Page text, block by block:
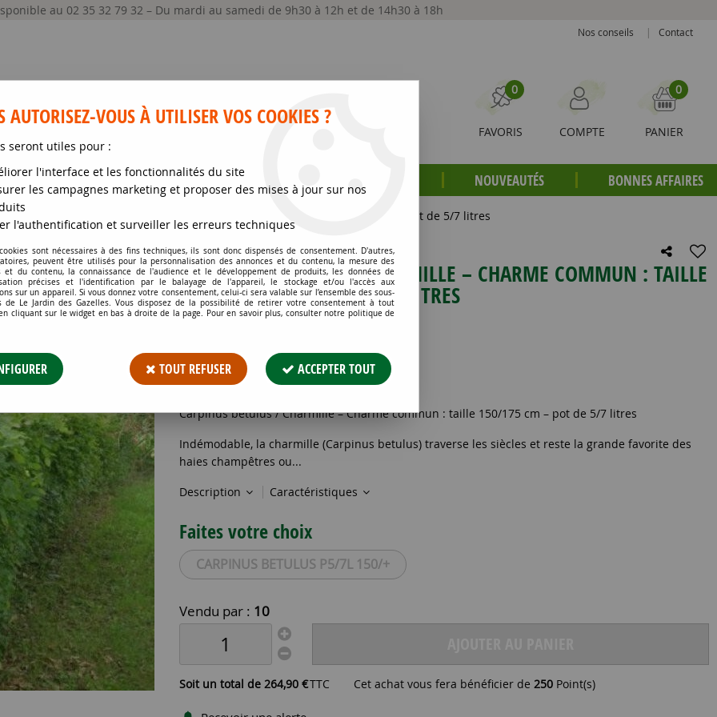
au 02 35 32 79 32 – Du mardi au samedi de 9h30 à 12h et de 14h30 à 18h
Nos conseils | Contact
0
FAVORIS COMPTE
0
PANIER
GRAINES ET SEMENCES MATÉRIELS NOUVEAUTÉS BONNES AFFAIRES
> Carpinus betulus / Charmille – Charme commun : taille 150/175 cm – pot de 5/7 litres
CARPINUS BETULUS / CHARMILLE – CHARME COMMUN : TAILLE
150/175 CM – POT DE 5/7 LITRES
Soyez le premier à donner votre avis !
26,49€ TTC
Carpinus betulus / Charmille – Charme commun : taille 150/175 cm – pot de 5/7 litres
Indémodable, la charmille (Carpinus betulus) traverse les siècles et reste la grande favorite des
haies champêtres ou...
Description
Caractéristiques
Faites votre choix
CARPINUS BETULUS P5/7L 150/+
Vendu par : 10
Soit un total de 264,90 €TTC Cet achat vous fera bénéficier de 250 Point(s)
AUTORISEZ-VOUS À UTILISER VOS COOKIES ?
seront utiles pour :
l'interface et les fonctionnalités du site
les campagnes marketing et proposer des mises à jour sur nos
l'authentification et surveiller les erreurs techniques
sont nécessaires à des fins techniques, ils sont donc dispensés de consentement. D'autres,
peuvent être utilisés pour la personnalisation des annonces et du contenu, la mesure des
et du contenu, la connaissance de l'audience et le développement de produits, les données de
précises et l'identification par le balayage de l'appareil, le stockage et/ou l'accès aux
sur un appareil. Si vous donnez votre consentement, celui-ci sera valable sur l’ensemble des sous-
de Le Jardin des Gazelles. Vous disposez de la possibilité de retirer votre consentement à tout
cliquant sur le widget en bas à droite de la page. Pour en savoir plus, consulter notre politique de
TOUT REFUSER ACCEPTER TOUT